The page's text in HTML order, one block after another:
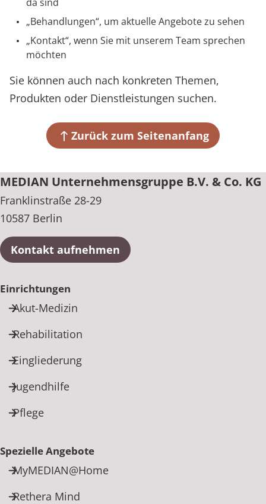
Kinder-und Jugendreha
Gastroenterologie
Geriatrie
Gynäkologie
HTS & Cochlea
Long Covid
Pneumologie
Rheumatologie
Prävention
Nachsorge
Energiepolitik
Publikationsdatenbank
Kosten & Kostenträger
Zuzahlung & Befreiung
Reha Checkliste
Über MEDIAN
Kooperationen
Presse
Blog
Karriere
Behandlungen , um aktuelle Angebote zu sehen
Kontakt , wenn Sie mit unserem Team sprechen
möchten
Sie können auch nach konkreten Themen,
Produkten oder Dienstleistungen suchen.
Zurück zum Seitenanfang
MEDIAN Unternehmensgruppe B.V. & Co. KG
Franklinstraße 28-29
10587 Berlin
Kontakt aufnehmen
Einrichtungen
Akut-Medizin
Rehabilitation
Eingliederung
Jugendhilfe
Pflege
Spezielle Angebote
MyMEDIAN@Home
Rethera Mind